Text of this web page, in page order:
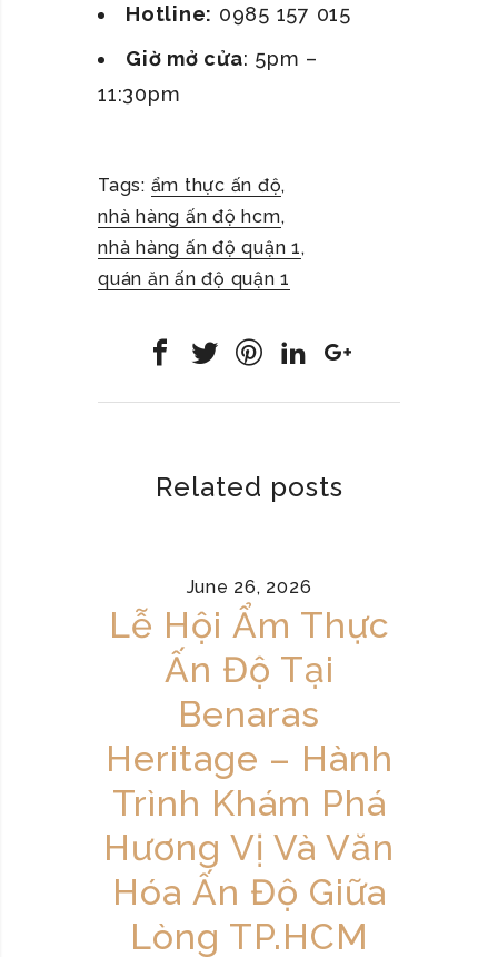
Hotline: 0985 157 015
Giờ mở cửa: 5pm –
11:30pm
Tags: ẩm thực ấn độ,
nhà hàng ấn độ hcm,
nhà hàng ấn độ quận 1,
quán ăn ấn độ quận 1
Related posts
June 26, 2026
Lễ Hội Ẩm Thực
Ấn Độ Tại
Benaras
Heritage – Hành
Trình Khám Phá
Hương Vị Và Văn
Hóa Ấn Độ Giữa
Lòng TP.HCM